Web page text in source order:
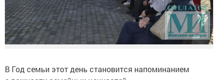
В Год семьи этот день становится напоминанием